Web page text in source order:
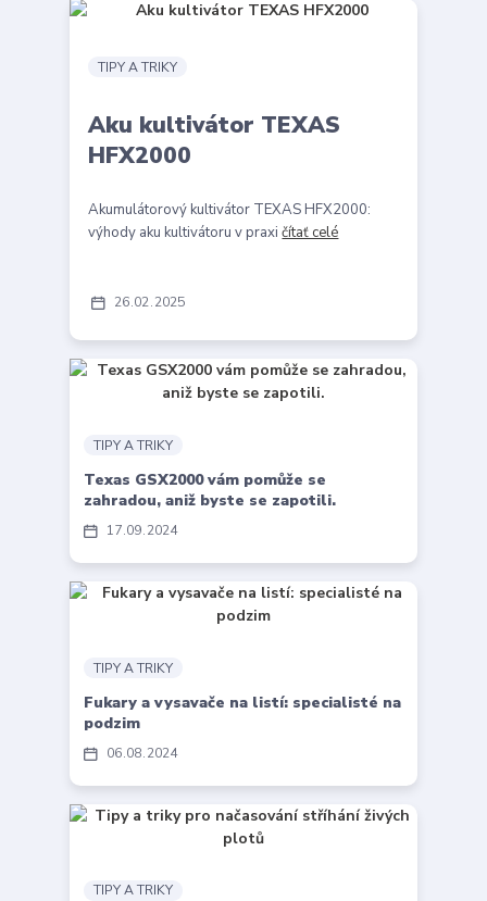
26 02 2025
TIPY A TRIKY
Aku kultivátor TEXAS
HFX2000
Akumulátorový kultivátor TEXAS HFX2000:
výhody aku kultivátoru v praxičítať celé
17 09 2024
TIPY A TRIKY
Texas GSX2000 vám pomůže se
zahradou, aniž byste se zapotili.
06 08 2024
TIPY A TRIKY
Fukary a vysavače na listí: specialisté na
podzim
TIPY A TRIKY